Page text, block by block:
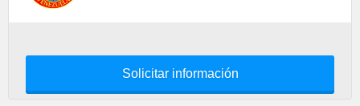
Solicitar información